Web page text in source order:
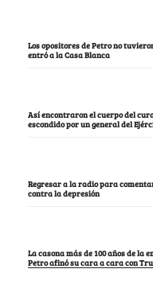
Los opositores de Petro no
entró a la Casa Blanca
Así encontraron el cuerpo del
escondido por un general del
Regresar a la radio para
contra la depresión
La casona más de 100 años de la
Petro afinó su cara a cara con